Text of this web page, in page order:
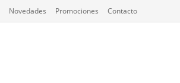
Novedades Promociones Contacto